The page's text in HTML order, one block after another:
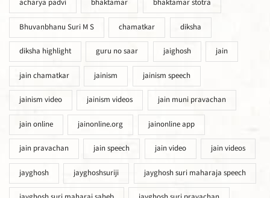
acharya padvi bhaktamar bhaktamar stotra
Bhuvanbhanu Suri M S chamatkar diksha
diksha highlight guru no saar jaighosh jain
jain chamatkar jainism jainism speech
jainism video jainism videos jain muni pravachan
jain online jainonline.org jainonline app
jain pravachan jain speech jain video jain videos
jayghosh jayghoshsuriji jayghosh suri maharaja speech